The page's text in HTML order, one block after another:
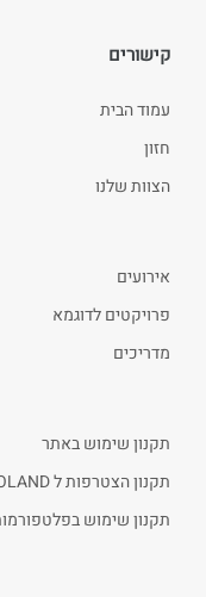
קישורים
עמוד הבית
חזון
הצוות שלנו
אירועים
פרויקטים לדוגמא
מדריכים
תקנון שימוש באתר
תקנון הצטרפות ל BIZCOLAND
תקנון שימוש